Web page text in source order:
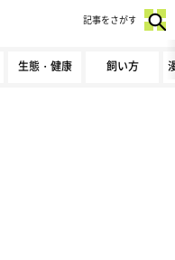
生態・健康 飼い方
記事をさがす